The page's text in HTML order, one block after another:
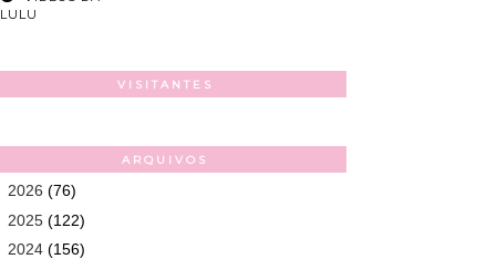
LULU
VISITANTES
ARQUIVOS
2026 (76)
2025 (122)
2024 (156)